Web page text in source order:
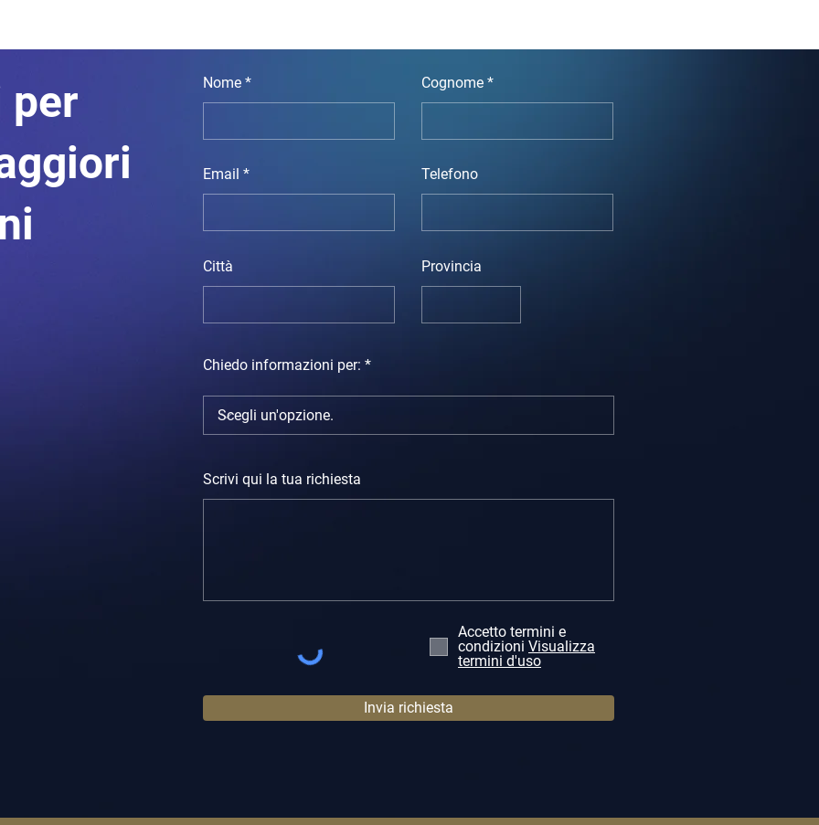
per
Nome Cognome
Email Telefono
Città Provincia
Chiedo informazioni per:
Scrivi qui la tua richiesta
Accetto termini e
condizioni Visualizza
termini d'uso
Invia richiesta